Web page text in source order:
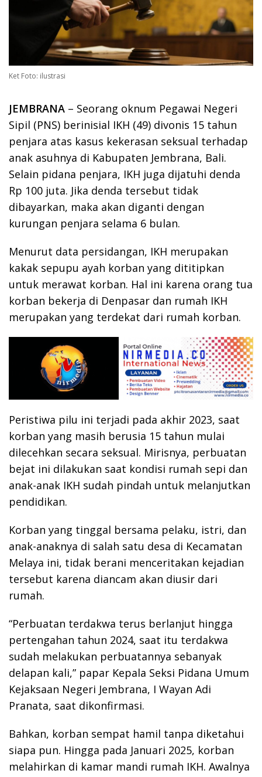
Ket Foto: ilustrasi
JEMBRANA – Seorang oknum Pegawai Negeri
Sipil (PNS) berinisial IKH (49) divonis 15 tahun
penjara atas kasus kekerasan seksual terhadap
anak asuhnya di Kabupaten Jembrana, Bali.
Selain pidana penjara, IKH juga dijatuhi denda
Rp 100 juta. Jika denda tersebut tidak
dibayarkan, maka akan diganti dengan
kurungan penjara selama 6 bulan.
Menurut data persidangan, IKH merupakan
kakak sepupu ayah korban yang dititipkan
untuk merawat korban. Hal ini karena orang tua
korban bekerja di Denpasar dan rumah IKH
merupakan yang terdekat dari rumah korban.
Peristiwa pilu ini terjadi pada akhir 2023, saat
korban yang masih berusia 15 tahun mulai
dilecehkan secara seksual. Mirisnya, perbuatan
bejat ini dilakukan saat kondisi rumah sepi dan
anak-anak IKH sudah pindah untuk melanjutkan
pendidikan.
Korban yang tinggal bersama pelaku, istri, dan
anak-anaknya di salah satu desa di Kecamatan
Melaya ini, tidak berani menceritakan kejadian
tersebut karena diancam akan diusir dari
rumah.
“Perbuatan terdakwa terus berlanjut hingga
pertengahan tahun 2024, saat itu terdakwa
sudah melakukan perbuatannya sebanyak
delapan kali,” papar Kepala Seksi Pidana Umum
Kejaksaan Negeri Jembrana, I Wayan Adi
Pranata, saat dikonfirmasi.
Bahkan, korban sempat hamil tanpa diketahui
siapa pun. Hingga pada Januari 2025, korban
melahirkan di kamar mandi rumah IKH. Awalnya